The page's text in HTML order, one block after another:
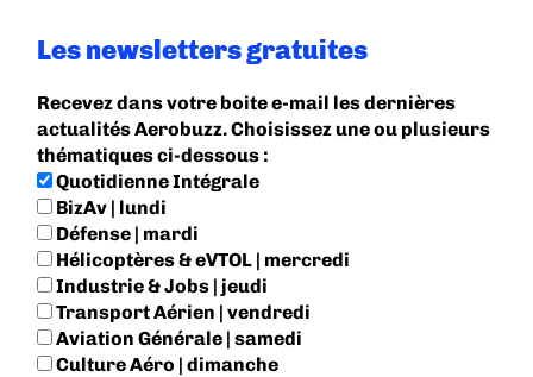
Les newsletters gratuites
Recevez dans votre boite e-mail les dernières
actualités Aerobuzz. Choisissez une ou plusieurs
thématiques ci-dessous :
Quotidienne Intégrale
BizAv | lundi
Défense | mardi
Hélicoptères & eVTOL | mercredi
Industrie & Jobs | jeudi
Transport Aérien | vendredi
Aviation Générale | samedi
Culture Aéro | dimanche